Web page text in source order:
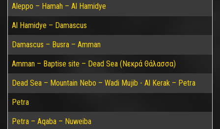
Aleppo – Hamah – Al Hamidye
Al Hamidye – Damascus
Damascus – Busra – Amman
Amman – Baptise site – Dead Sea (Νεκρά Θάλασσα)
Dead Sea – Mountain Nebo – Wadi Mujib - Al Kerak – Petra
Petra
Petra – Aqaba – Nuweiba